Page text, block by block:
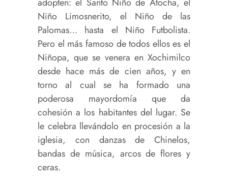
Niño Limosnerito, el Niño de las
Palomas… hasta el Niño Futbolista.
Pero el más famoso de todos ellos es el
Niñopa, que se venera en Xochimilco
desde hace más de cien años, y en
torno al cual se ha formado una
poderosa mayordomía que da
cohesión a los habitantes del lugar. Se
le celebra llevándolo en procesión a la
iglesia, con danzas de Chinelos,
bandas de música, arcos de flores y
ceras.